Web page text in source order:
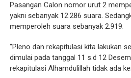
Pasangan Calon nomor urut 2
yakni sebanyak 12.286 suara.
memperoleh suara sebanyak 2.919.
‘‘Pleno dan rekapitulasi kita lakukan
dimulai pada tanggal 11 s.d 12
rekapitulasi Alhamdulillah tidak ada